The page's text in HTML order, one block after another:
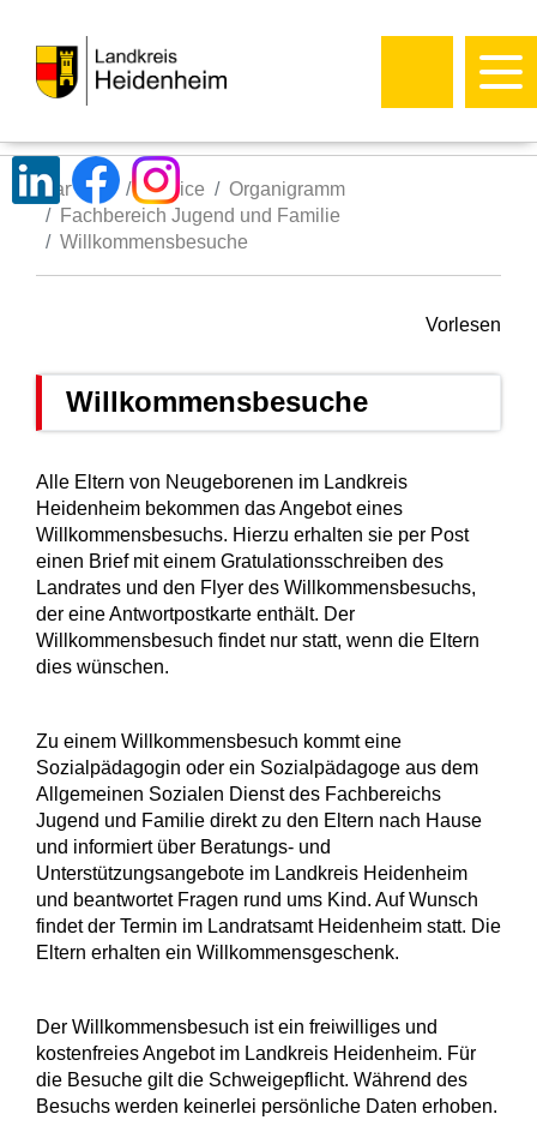
Startseite Service
Organigramm
Fachbereich Jugend und Familie
Willkommensbesuche
Vorlesen
Willkommensbesuche
Alle Eltern von Neugeborenen im Landkreis
Heidenheim bekommen das Angebot eines
Willkommensbesuchs. Hierzu erhalten sie per Post
einen Brief mit einem Gratulationsschreiben des
Landrates und den Flyer des Willkommensbesuchs,
der eine Antwortpostkarte enthält. Der
Willkommensbesuch findet nur statt, wenn die Eltern
dies wünschen.
Zu einem Willkommensbesuch kommt eine
Sozialpädagogin oder ein Sozialpädagoge aus dem
Allgemeinen Sozialen Dienst des Fachbereichs
Jugend und Familie direkt zu den Eltern nach Hause
und informiert über Beratungs- und
Unterstützungsangebote im Landkreis Heidenheim
und beantwortet Fragen rund ums Kind. Auf Wunsch
findet der Termin im Landratsamt Heidenheim statt. Die
Eltern erhalten ein Willkommensgeschenk.
Der Willkommensbesuch ist ein freiwilliges und
kostenfreies Angebot im Landkreis Heidenheim. Für
die Besuche gilt die Schweigepflicht. Während des
Besuchs werden keinerlei persönliche Daten erhoben.